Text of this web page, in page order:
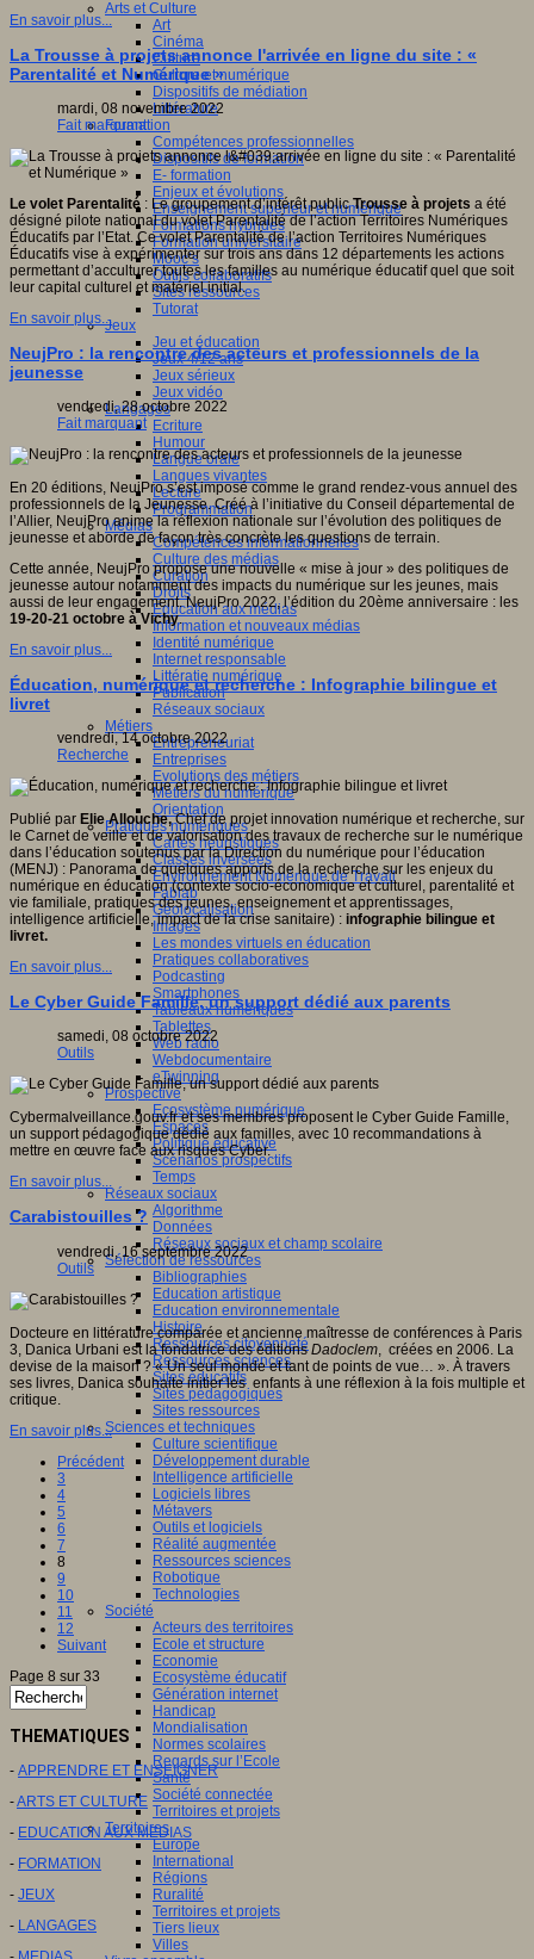
Arts et Culture
Art
Cinéma
Culture
Culture et numérique
Dispositifs de médiation
Littérature
Formation
Compétences professionnelles
Dispositifs de formation
E- formation
Enjeux et évolutions
Enseignement supérieur et numérique
Formations hybrides
Formation universitaire
Mooc’s
Outils collaboratifs
Sites ressources
Tutorat
Jeux
Jeu et éducation
Jeux 4/12 ans
Jeux sérieux
Jeux vidéo
Langages
Ecriture
Humour
Langue orale
Langues vivantes
Lecture
Programmation
Médias
Compétences informationnelles
Culture des médias
Curation
Droits
Education aux médias
Information et nouveaux médias
Identité numérique
Internet responsable
Littératie numérique
Publication
Réseaux sociaux
Métiers
Entrepreneuriat
Entreprises
Evolutions des métiers
Métiers du numérique
Orientation
Pratiques numériques
Cartes heuristiques
Classes inversées
Environnement Numérique de Travail
Fablab
Géolocalisation
Images
Les mondes virtuels en éducation
Pratiques collaboratives
Podcasting
Smartphones
Tableaux numériques
Tablettes
Web radio
Webdocumentaire
eTwinning
Prospective
Ecosystème numérique
Espaces
Politique éducative
Scénarios prospectifs
Temps
Réseaux sociaux
Algorithme
Données
Réseaux sociaux et champ scolaire
Sélection de ressources
Bibliographies
Education artistique
Education environnementale
Histoire
Ressources citoyenneté
Ressources sciences
Sites éducatifs
Sites pédagogiques
Sites ressources
Sciences et techniques
Culture scientifique
Développement durable
Intelligence artificielle
Logiciels libres
Métavers
Outils et logiciels
Réalité augmentée
Ressources sciences
Robotique
Technologies
Société
Acteurs des territoires
Ecole et structure
Economie
Ecosystème éducatif
Génération internet
Handicap
Mondialisation
Normes scolaires
Regards sur l’Ecole
Santé
Société connectée
Territoires et projets
Territoires
Europe
International
Régions
Ruralité
Territoires et projets
Tiers lieux
Villes
En savoir plus...
La Trousse à projets annonce l'arrivée en ligne du site : «
Parentalité et Numérique »
mardi, 08 novembre 2022
Fait marquant
Le volet Parentalité : Le groupement d’intérêt publicTrousse à projets a été
désigné pilote national du volet Parentalité de l’action Territoires Numériques
Éducatifs par l’Etat. Ce volet Parentalité de l’action Territoires Numériques
Éducatifs vise à expérimenter sur trois ans dans 12 départements les actions
permettant d’acculturer toutes les familles au numérique éducatif quel que soit
leur capital culturel et matériel initial.
En savoir plus...
NeujPro : la rencontre des acteurs et professionnels de la
jeunesse
vendredi, 28 octobre 2022
Fait marquant
En 20 éditions, NeujPro s’est imposé comme le grand rendez-vous annuel des
professionnels de la Jeunesse. Créé à l’initiative du Conseil départemental de
l’Allier, NeujPro anime la réflexion nationale sur l’évolution des politiques de
jeunesse et aborde de façon très concrète les questions de terrain.
Cette année, NeujPro propose une nouvelle « mise à jour » des politiques de
jeunesse autour notamment des impacts du numérique sur les jeunes, mais
aussi de leur engagement. NeujPro 2022, l’édition du 20ème anniversaire : les
19-20-21 octobre à Vichy.
En savoir plus...
Éducation, numérique et recherche : Infographie bilingue et
livret
vendredi, 14 octobre 2022
Recherche
Publié par Elie Allouche,Chef de projet innovation numérique et recherche, sur
le Carnet de veille et de valorisation des travaux de recherche sur le numérique
dans l’éducation soutenus par la Direction du numérique pour l’éducation
(MENJ) : Panorama de quelques apports de la recherche sur les enjeux du
numérique en éducation (contexte socio-économique et culturel, parentalité et
vie familiale, pratiques des jeunes, enseignement et apprentissages,
intelligence artificielle, impact de la crise sanitaire) : infographie bilingue et
livret.
En savoir plus...
Le Cyber Guide Famille, un support dédié aux parents
samedi, 08 octobre 2022
Outils
Cybermalveillance.gouv.fr et ses membres proposent le Cyber Guide Famille,
un support pédagogique dédié aux familles, avec 10 recommandations à
mettre en œuvre face aux risques Cyber.
En savoir plus...
Carabistouilles ?
vendredi, 16 septembre 2022
Outils
Docteure en littérature comparée et ancienne maîtresse de conférences à Paris
3, Danica Urbani est la fondatrice des éditionsDadoclem , créées en 2006. La
devise de la maison ? « Un seul monde et tant de points de vue… ». À travers
ses livres, Danica souhaite initier les enfants à une réflexion à la fois multiple et
critique.
En savoir plus...
Précédent
3
4
5
6
7
8
9
10
11
12
Suivant
Page 8 sur 33
THEMATIQUES
- APPRENDRE ET ENSEIGNER
-ARTS ET CULTURE
- EDUCATION AUX MEDIAS
- FORMATION
- JEUX
- LANGAGES